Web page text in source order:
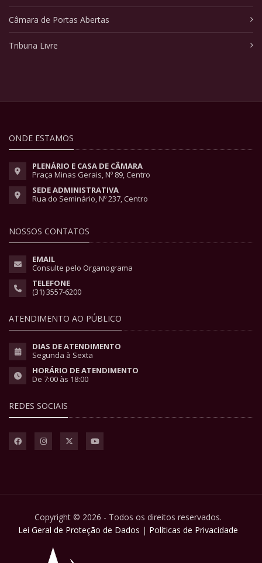
Câmara de Portas Abertas
Tribuna Livre
ONDE ESTAMOS
PLENÁRIO E CASA DE CÂMARA
Praça Minas Gerais, Nº 89, Centro
SEDE ADMINISTRATIVA
Rua do Seminário, Nº 237, Centro
NOSSOS CONTATOS
EMAIL
Consulte pelo Organograma
TELEFONE
(31) 3557-6200
ATENDIMENTO AO PÚBLICO
DIAS DE ATENDIMENTO
Segunda à Sexta
HORÁRIO DE ATENDIMENTO
De 7:00 às 18:00
REDES SOCIAIS
Copyright © 2026 - Todos os direitos reservados.
Lei Geral de Proteção de Dados | Políticas de Privacidade